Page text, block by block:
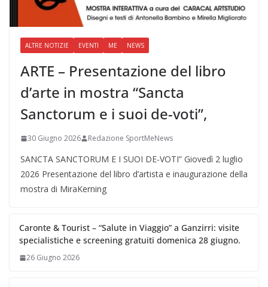
ALTRE NOTIZIE EVENTI ME NEWS
ARTE – Presentazione del libro
d’arte in mostra “Sancta
Sanctorum e i suoi de-voti”,
30 Giugno 2026 Redazione SportMeNews
SANCTA SANCTORUM E I SUOI DE-VOTI” Giovedì 2 luglio
2026 Presentazione del libro d’artista e inaugurazione della
mostra di MiraKerning
Caronte & Tourist – “Salute in Viaggio” a Ganzirri: visite
specialistiche e screening gratuiti domenica 28 giugno.
26 Giugno 2026